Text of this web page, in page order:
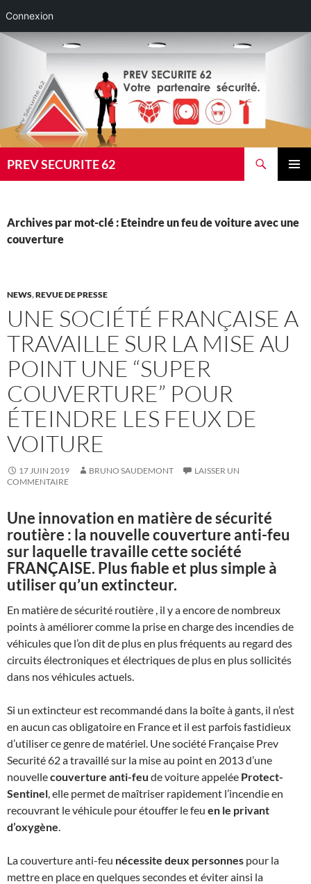
Connexion
Aller
PREV SECURITE 62
Archives par mot-clé : Eteindre un feu de voiture avec une
couverture
NEWS,REVUE DE PRESSE
UNE SOCIÉTÉ FRANÇAISE A
TRAVAILLE SUR LA MISE AU
POINT UNE “SUPER
COUVERTURE” POUR
ÉTEINDRE LES FEUX DE
VOITURE
17 JUIN 2019 BRUNO SAUDEMONT
LAISSER UN
COMMENTAIRE
Une innovation en matière de sécurité
routière : la nouvelle couverture anti-feu
sur laquelle travaille cette société
FRANÇAISE. Plus fiable et plus simple à
utiliser qu’un extincteur.
En matière de sécurité routière , il y a encore de nombreux
points à améliorer comme la prise en charge des incendies de
véhicules que l’on dit de plus en plus fréquents au regard des
circuits électroniques et électriques de plus en plus sollicités
dans nos véhicules actuels.
Si un extincteur est recommandé dans la boîte à gants, il n’est
en aucun cas obligatoire en France et il est parfois fastidieux
d’utiliser ce genre de matériel. Une société Française Prev
Securité 62 a travaillé sur la mise au point en 2013 d’une
nouvellecouverture anti-feu de voiture appelée Protect-
Sentinel , elle permet de maîtriser rapidement l’incendie en
recouvrant le véhicule pour étouffer le feu en le privant
d’oxygène
La couverture anti-feu nécessite deux personnes pour la
mettre en place en quelques secondes et éviter ainsi la